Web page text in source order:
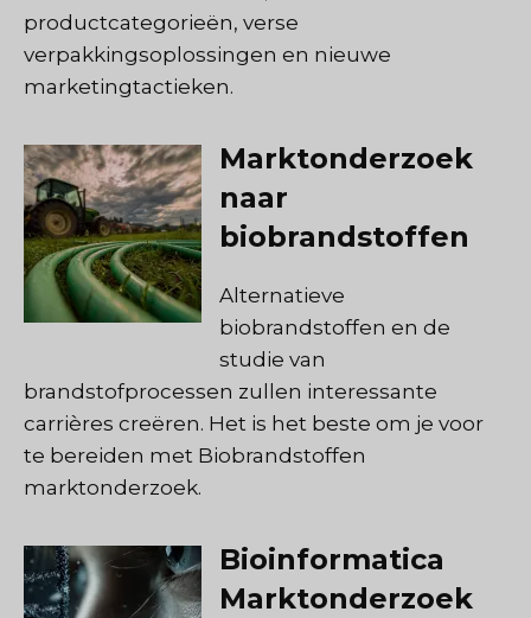
productcategorieën, verse
verpakkingsoplossingen en nieuwe
marketingtactieken.
Marktonderzoek
naar
biobrandstoffen
Alternatieve
biobrandstoffen en de
studie van
brandstofprocessen zullen interessante
carrières creëren. Het is het beste om je voor
te bereiden met Biobrandstoffen
marktonderzoek.
Bioinformatica
Marktonderzoek